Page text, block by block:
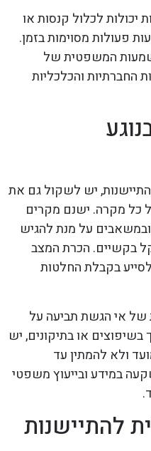
לכלול קנסות או
פעולות מסוימות בזמן.
המשפטית של
והכלכליות
יש לשקול גם את
כל מקרה. ישנם מקרים
על מנת להגיש
בקשיים. הכרת המצב
בקבלת החלטות
אי הגשת תביעה על
או בתיקונים, יש
ולא להמתין עד
במידע ובייעוץ משפטי
להתיישנות